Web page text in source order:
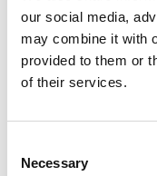
our social media,
may combine it with
provided to them or
of their services.
Selection
Necessary